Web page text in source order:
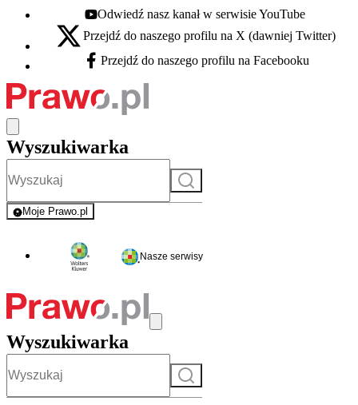
Youtube - otwiera się w nowej karcie
Odwiedź nasz kanał w serwisie YouTube
X - otwiera się w nowej karcie
Przejdź do naszego profilu na X (dawniej Twitter)
Facebook - otwiera się w nowej karcie
Przejdź do naszego profilu na Facebooku
Wyszukiwarka
Szukaj
Moje Prawo.pl
- rejestracja i logowanie do serwisu
Nasze serwisy
Wyszukiwarka
Szukaj